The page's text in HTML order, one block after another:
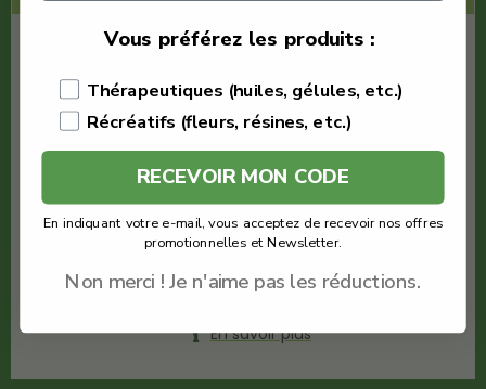
€28.00
€ 5.60
Stormrock High
Fleur Tropical Kush
Quantité : 1g
Fleurs THV+
Voir le produit
En savoir plus
Vous préférez les produits :
Thérapeutiques (huiles, gélules, etc.)
Récréatifs (fleurs, résines, etc.)
RECEVOIR MON CODE
En indiquant votre e-mail, vous acceptez de recevoir nos offres
promotionnelles et Newsletter.
Non merci ! Je n'aime pas les réductions.